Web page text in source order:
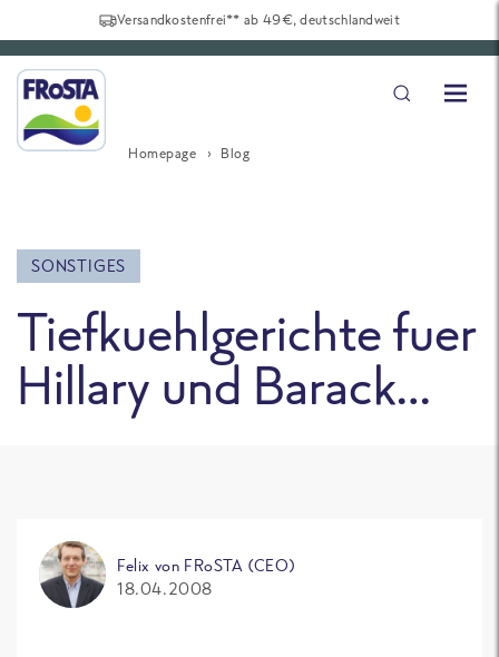
Versandkostenfrei** ab 49€, deutschlandweit
Homepage Blog
SONSTIGES
Tiefkuehlgerichte fuer
Hillary und Barack…
Felix von FRoSTA (CEO)
18.04.2008